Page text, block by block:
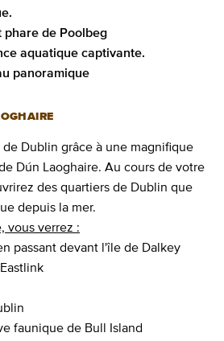
phare de Poolbeg
aquatique captivante.
panoramique
Dublin grâce à une magnifique
Dún Laoghaire. Au cours de votre
des quartiers de Dublin que
depuis la mer.
vous verrez :
passant devant l'île de Dalkey
faunique de Bull Island